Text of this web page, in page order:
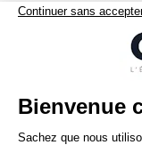
Nos clients aiment